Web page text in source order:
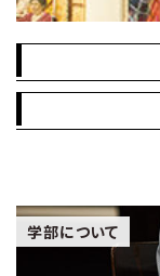
学部について